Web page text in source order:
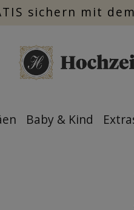
sichern mit
Baby & Kind